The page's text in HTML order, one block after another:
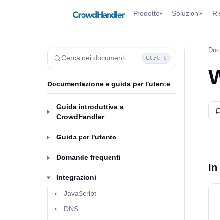
Prodotto▾ Soluzioni▾
Cerca nei documenti… Ctrl K
Documentazione e guida per l'utente
Guida introduttiva a
CrowdHandler
Guida per l'utente
Domande frequenti
Integrazioni
JavaScript
DNS
In